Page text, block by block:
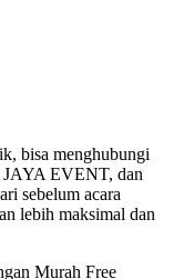
bisa menghubungi
JAYA EVENT, dan
sebelum acara
lebih maksimal dan